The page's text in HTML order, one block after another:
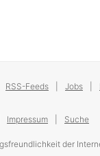
RSS-Feeds Jobs
Impressum Suche
der